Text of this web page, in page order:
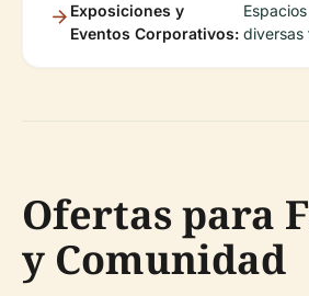
Exposiciones y
Eventos Corporativos: diversas
Ofertas para
y Comunidad